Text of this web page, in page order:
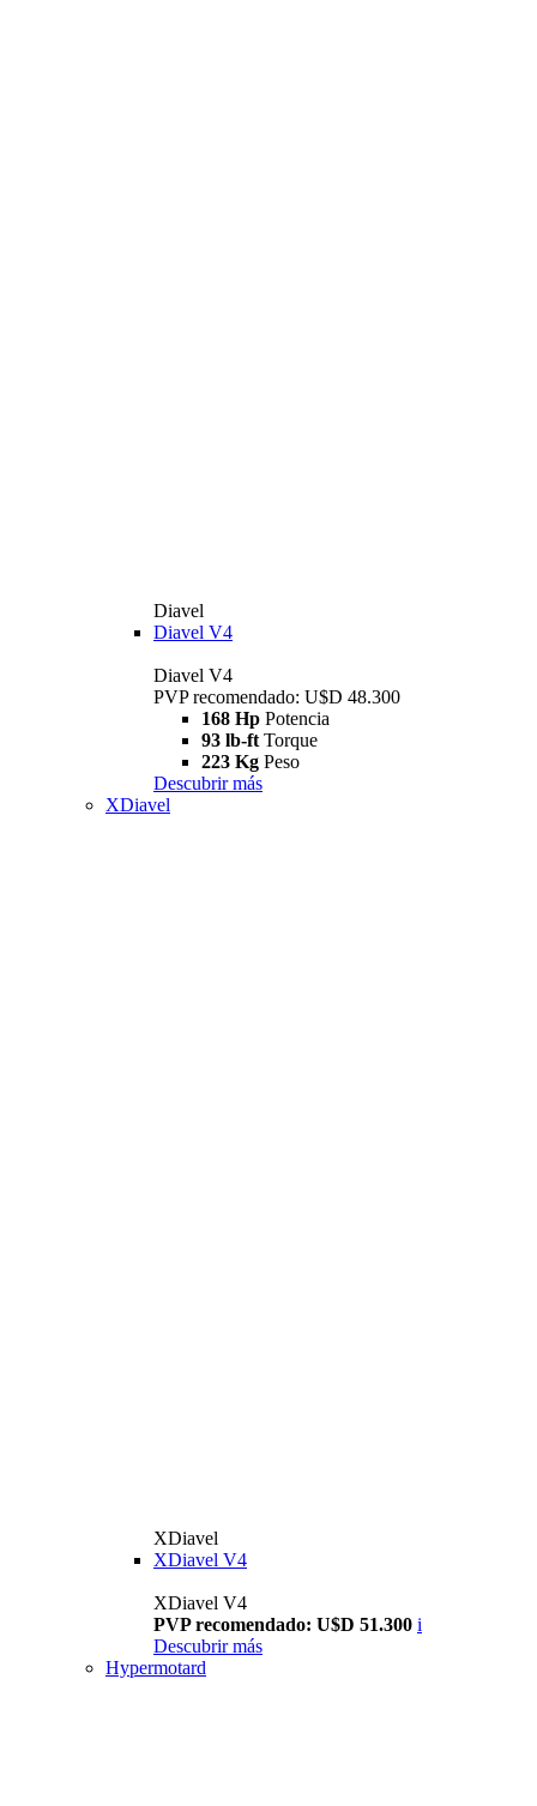
Diavel
Diavel V4
Diavel V4
PVP recomendado: U$D 48.300
168 Hp Potencia
93 lb-ft Torque
223 Kg Peso
Descubrir más
XDiavel
XDiavel
XDiavel V4
XDiavel V4
PVP recomendado: U$D 51.300 i
Descubrir más
Hypermotard